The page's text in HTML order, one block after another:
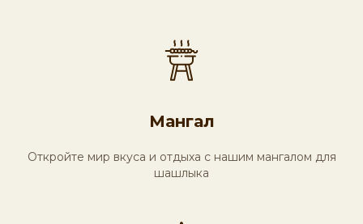
Мангал
Откройте мир вкуса и отдыха с нашим мангалом для
шашлыка